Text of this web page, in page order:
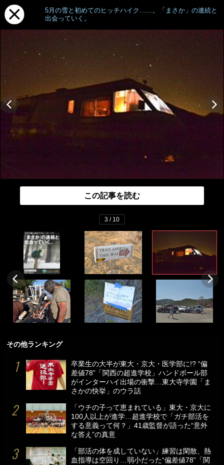
5月の雪と初めてのヒッチハイク……。「まさか」の連続と
出会っていく。
この記事を読む
3 / 10
その他ランキング
卒業生の大半が東大・京大・医学部に!? “偏
差値78”「関西の超進学校」ハンドボール部
がインターハイ出場の衝撃…東大寺学園「ま
さかの快挙」のウラ話
「ウチの子って恵まれている」東大・京大に
100人以上が進学…超進学校で「ガチ部活を
する意義って何？」41歳監督が語った“意外
な答え”の真意
「部活の体を成していない」練習は閑散、熱
血指導は空回り…弱小だった“偏差値78”「関